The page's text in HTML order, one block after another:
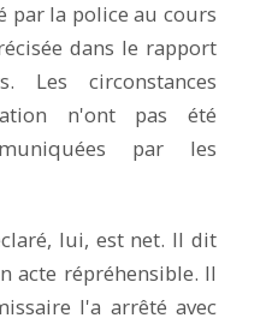
par la police au cours
dans le rapport
Les circonstances
n'ont pas été
par les
lui, est net. Il dit
acte répréhensible. Il
l'a arrêté avec